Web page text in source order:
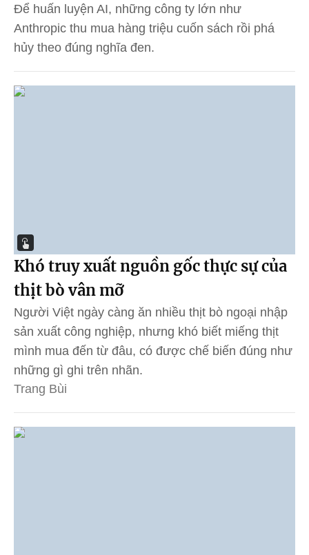
Để huấn luyện AI, những công ty lớn như
Anthropic thu mua hàng triệu cuốn sách rồi phá
hủy theo đúng nghĩa đen.
Khó truy xuất nguồn gốc thực sự của
thịt bò vân mỡ
Người Việt ngày càng ăn nhiều thịt bò ngoại nhập
sản xuất công nghiệp, nhưng khó biết miếng thịt
mình mua đến từ đâu, có được chế biến đúng như
những gì ghi trên nhãn.
Trang Bùi